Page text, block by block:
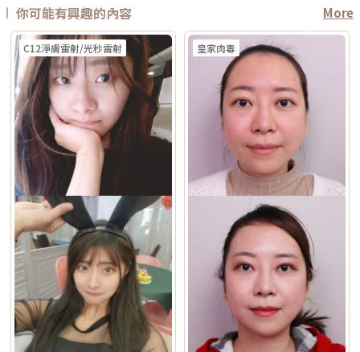
你可能有興趣的內容 More
C12淨膚雷射/光秒雷射 皇家肉毒